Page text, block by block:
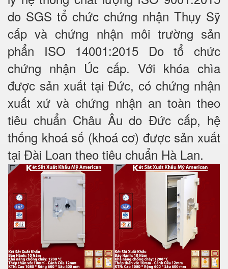
do SGS tổ chức chứng nhận Thụy Sỹ
cấp và chứng nhận môi trường sản
phẩn ISO 14001:2015 Do tổ chức
chứng nhận Úc cấp. Với khóa chìa
được sản xuất tại Đức, có chứng nhận
xuất xứ và chứng nhận an toàn theo
tiêu chuẩn Châu Âu do Đức cấp, hệ
thống khoá số (khoá cơ) được sản xuất
tại Đài Loan theo tiêu chuẩn Hà Lan.